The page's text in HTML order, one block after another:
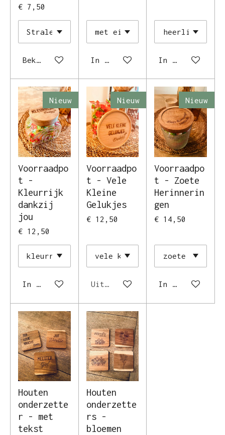
€ 7,50
Bekijk details In winkelwagen In winkelwagen
Nieuw
Voorraadpo
t -
Kleurrijk
dankzij
jou
€ 12,50
In winkelwagen
Nieuw
Voorraadpo
t - Vele
Kleine
Gelukjes
€ 12,50
Uitverkocht
Nieuw
Voorraadpo
t - Zoete
Herinnerin
gen
€ 14,50
In winkelwagen
Houten
onderzette
r - met
tekst
Houten
onderzette
rs -
bloemen